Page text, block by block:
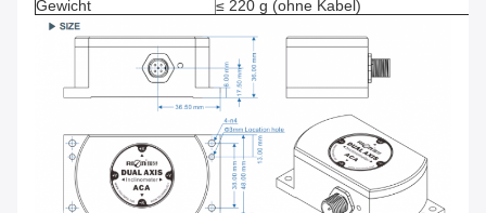
Gewicht
≤ 220 g (ohne Kabel)